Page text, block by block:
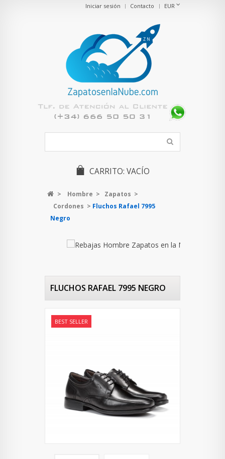
EUR
Contacto
Iniciar sesión
CARRITO: VACÍO
> Hombre > Zapatos >
Cordones > Fluchos Rafael 7995
Negro
FLUCHOS RAFAEL 7995 NEGRO
BEST SELLER